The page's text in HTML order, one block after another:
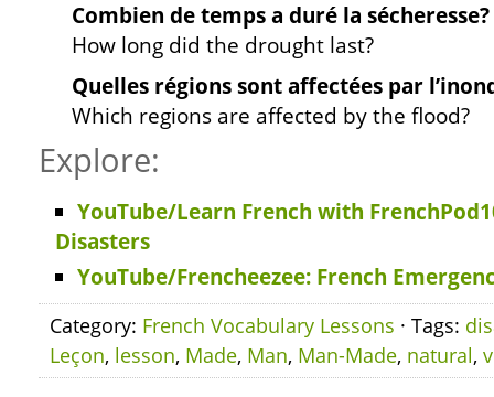
Combien de temps a duré la sécheresse?
How long did the drought last?
Quelles régions sont affectées par
Which regions are affected by the flood?
Explore:
YouTube/Learn French with
Disasters
YouTube/Frencheezee: French
Category: French Vocabulary Lessons · Tags:
Leçon, lesson, Made, Man, Man-Made, natural,